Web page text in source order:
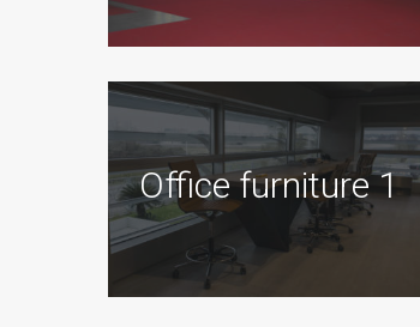
Office furniture 1